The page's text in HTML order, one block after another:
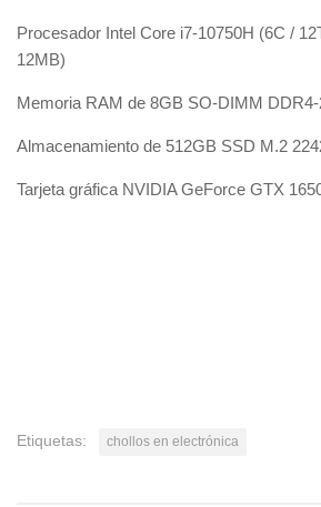
Procesador Intel Core i7-10750H (6C /
12MB)
Memoria RAM de 8GB SO-DIMM
Almacenamiento de 512GB SSD M.2
Tarjeta gráfica NVIDIA GeForce GTX
Etiquetas: chollos en electrónica